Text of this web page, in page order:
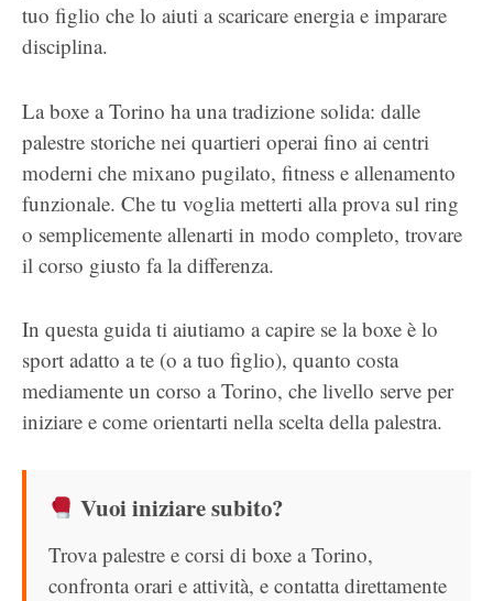
tuo figlio che lo aiuti a scaricare energia e imparare
disciplina.
La boxe a Torino ha una tradizione solida: dalle
palestre storiche nei quartieri operai fino ai centri
moderni che mixano pugilato, fitness e allenamento
funzionale. Che tu voglia metterti alla prova sul ring
o semplicemente allenarti in modo completo, trovare
il corso giusto fa la differenza.
In questa guida ti aiutiamo a capire se la boxe è lo
sport adatto a te (o a tuo figlio), quanto costa
mediamente un corso a Torino, che livello serve per
iniziare e come orientarti nella scelta della palestra.
Vuoi iniziare subito?
Trova palestre e corsi di boxe a Torino,
confronta orari e attività, e contatta direttamente